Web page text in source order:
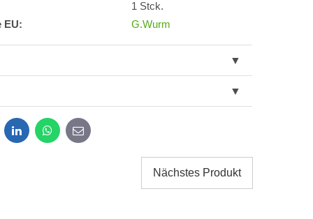
1 Stck.
EU:
G.Wurm
LinkedInWhatsApp
E-
mail
Nächstes Produkt